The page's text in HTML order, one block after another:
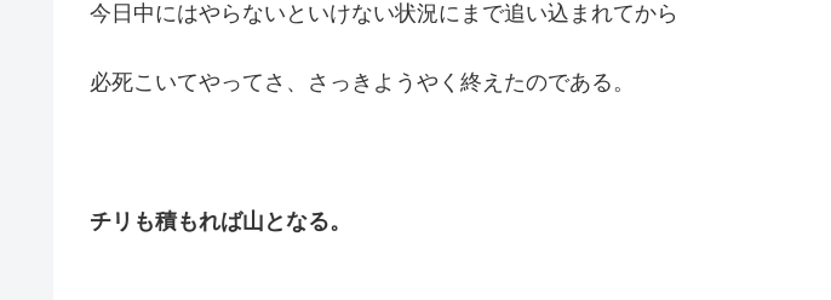
今日中にはやらないといけない状況にまで追い込まれてから
必死こいてやってさ、さっきようやく終えたのである。
チリも積もれば山となる。